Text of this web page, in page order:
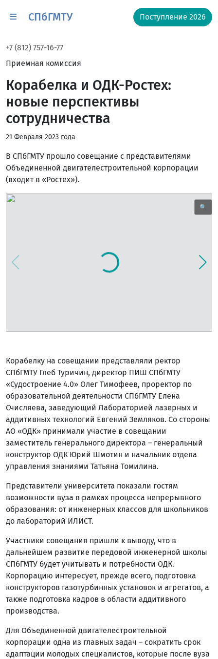
СПбГМТУ Поступление 2026
+7 (812) 757-16-77
Приемная комиссия
Корабелка и ОДК-Ростех:
новые перспективы
сотрудничества
21 Февраля 2023 года
В СПбГМТУ прошло совещание с представителями
Объединенной двигателестроительной корпорации
(входит в «Ростех»).
🔍
Корабелку на совещании представляли ректор
СПбГМТУ Глеб Туричин, директор ПИШ СПбГМТУ
«Судостроение 4.0» Олег Тимофеев, проректор по
образовательной деятельности СПбГМТУ Елена
Счисляева, заведующий Лабораторией лазерных и
аддитивных технологий Евгений Земляков. Со стороны
АО «ОДК» принимали участие в совещании
заместитель генерального директора – генеральный
конструктор ОДК Юрий Шмотин и начальник отдела
управления знаниями Татьяна Томилина.
Представители университета показали гостям
возможности вуза в рамках процесса непрерывного
образования: от инженерных классов для школьников
до лабораторий ИЛИСТ.
Участники совещания пришли к выводу, что в
дальнейшем развитие передовой инженерной школы
СПбГМТУ будет учитывать и потребности ОДК.
Корпорацию интересует, прежде всего, подготовка
конструкторов газотурбинных установок и агрегатов, а
также подготовка кадров в области аддитивного
производства.
Для Объединенной двигателестроительной
корпорации одна из главных задач – сократить срок
адаптации молодых специалистов, которые после вуза